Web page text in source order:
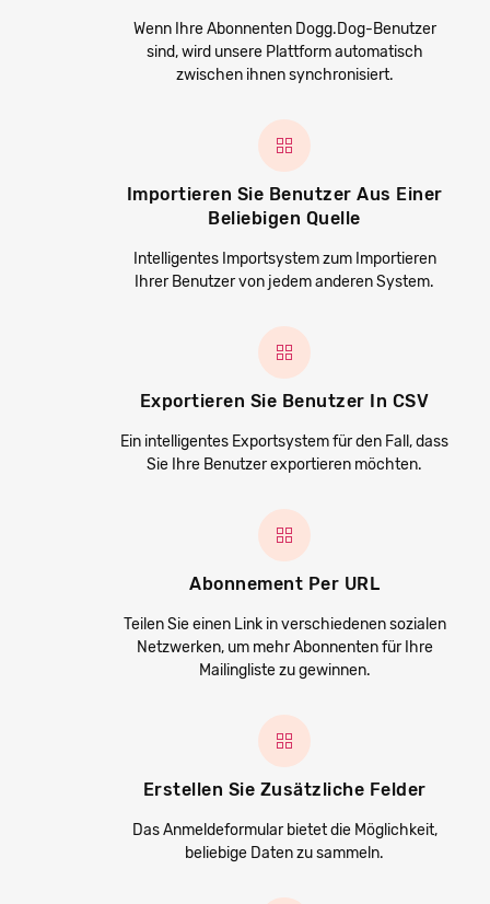
Wenn Ihre Abonnenten Dogg.Dog-Benutzer
sind, wird unsere Plattform automatisch
zwischen ihnen synchronisiert.
Importieren Sie Benutzer Aus Einer
Beliebigen Quelle
Intelligentes Importsystem zum Importieren
Ihrer Benutzer von jedem anderen System.
Exportieren Sie Benutzer In CSV
Ein intelligentes Exportsystem für den Fall, dass
Sie Ihre Benutzer exportieren möchten.
Abonnement Per URL
Teilen Sie einen Link in verschiedenen sozialen
Netzwerken, um mehr Abonnenten für Ihre
Mailingliste zu gewinnen.
Erstellen Sie Zusätzliche Felder
Das Anmeldeformular bietet die Möglichkeit,
beliebige Daten zu sammeln.